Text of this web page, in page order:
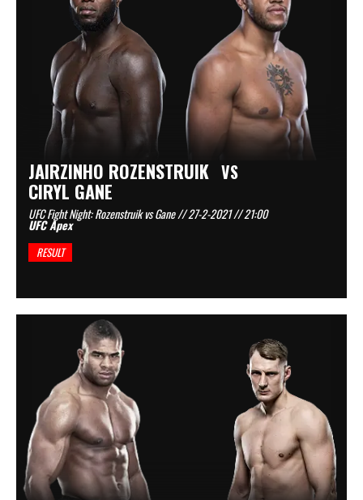
JAIRZINHO ROZENSTRUIK VS
CIRYL GANE
UFC Fight Night: Rozenstruik vs Gane // 27-2-2021 // 21:00
UFC Apex
RESULT